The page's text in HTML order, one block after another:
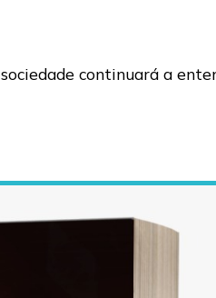
continuará a